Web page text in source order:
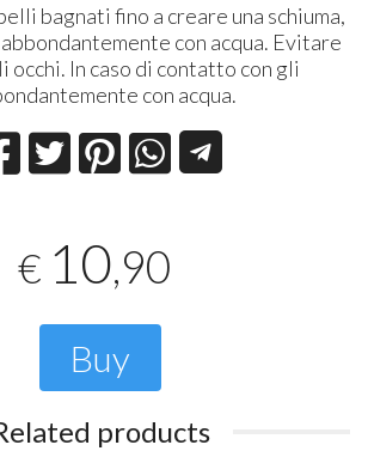
bagnati fino a creare una schiuma,
con acqua. Evitare
occhi. In caso di contatto con gli
con acqua.
€ 10,90
Buy
products